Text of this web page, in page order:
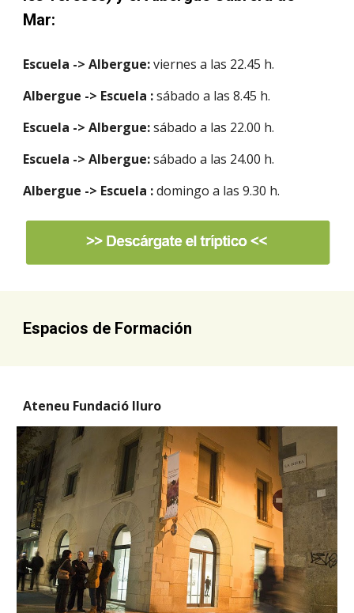
Mar:
Escuela -> Albergue: viernes a las 22.45 h.
Albergue -> Escuela : sábado a las 8.45 h.
Escuela -> Albergue: sábado a las 22.00 h.
Escuela -> Albergue: sábado a las 24.00 h.
Albergue -> Escuela : domingo a las 9.30 h.
Espacios de Formación
Ateneu Fundació Iluro